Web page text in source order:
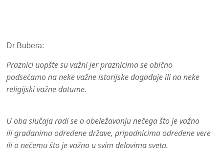
Dr Bubera:
Praznici uopšte su važni jer praznicima se obično
podsećamo na neke važne istorijske događaje ili na neke
religijski važne datume.
U oba slučaja radi se o obeležavanju nečega što je važno
ili građanima određene države, pripadnicima određene vere
ili o nečemu što je važno u svim delovima sveta.